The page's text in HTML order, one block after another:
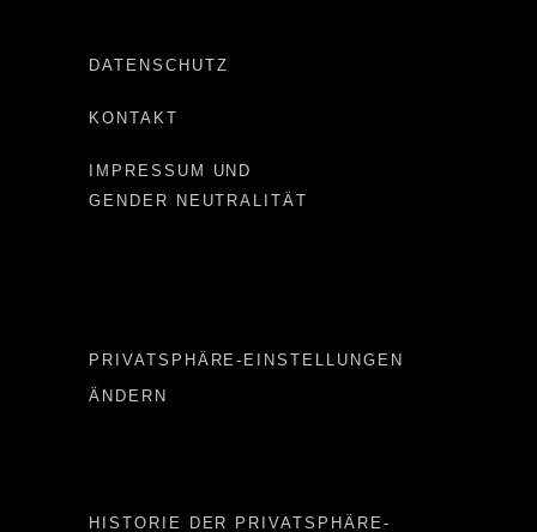
DATENSCHUTZ
KONTAKT
IMPRESSUM UND
GENDER NEUTRALITÄT
PRIVATSPHÄRE-EINSTELLUNGEN
ÄNDERN
HISTORIE DER PRIVATSPHÄRE-